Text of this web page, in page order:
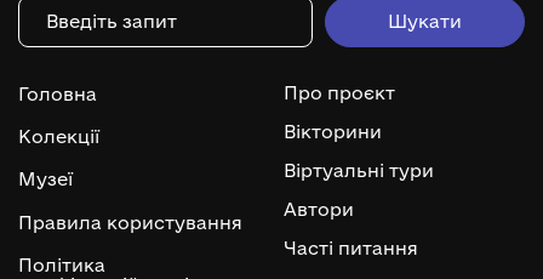
Головна
Колекції
Музеї
Правила користування
Політика
Про проєкт
Вікторини
Віртуальні тури
Автори
Часті питання